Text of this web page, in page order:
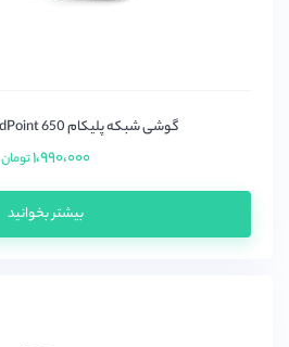
گوشی شبکه پلیکام Polycom SoundPoint 650
۱،۹۹۰،۰۰۰تومان
بیشتر بخوانید